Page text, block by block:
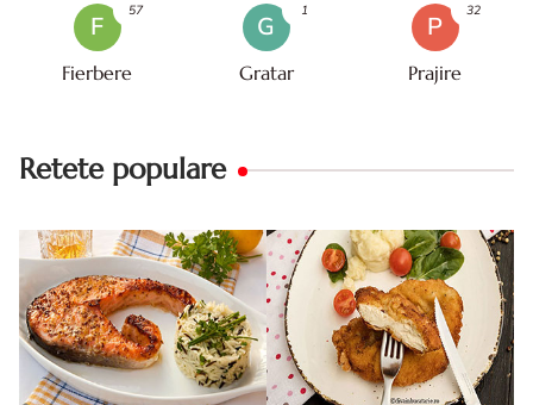
F
Fierbere
57
G
Gratar
1
P
Prajire
32
Retete populare